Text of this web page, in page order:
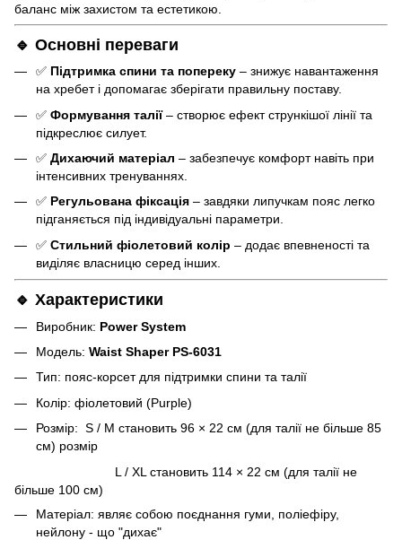
баланс між захистом та естетикою.
🔹 Основні переваги
✅ Підтримка спини та попереку – знижує навантаження
на хребет і допомагає зберігати правильну поставу.
✅ Формування талії– створює ефект стрункішої лінії та
підкреслює силует.
✅ Дихаючий матеріал – забезпечує комфорт навіть при
інтенсивних тренуваннях.
✅ Регульована фіксація – завдяки липучкам пояс легко
підганяється під індивідуальні параметри.
✅ Стильний фіолетовий колір – додає впевненості та
виділяє власницю серед інших.
🔹 Характеристики
Виробник: Power System
Модель: Waist Shaper PS-6031
Тип: пояс-корсет для підтримки спини та талії
Колір: фіолетовий (Purple)
Розмір: S / M становить 96 × 22 см (для талії не більше 85
см) розмір
L / XL становить 114 × 22 см (для талії не
більше 100 см)
Матеріал: являє собою поєднання гуми, поліефіру,
нейлону - що "дихає"